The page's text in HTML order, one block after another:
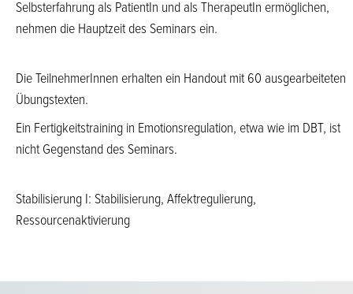
Selbsterfahrung als PatientIn und als TherapeutIn ermöglichen,
nehmen die Hauptzeit des Seminars ein.
Die TeilnehmerInnen erhalten ein Handout mit 60 ausgearbeiteten
Übungstexten.
Ein Fertigkeitstraining in Emotionsregulation, etwa wie im DBT, ist
nicht Gegenstand des Seminars.
Stabilisierung I: Stabilisierung, Affektregulierung,
Ressourcenaktivierung